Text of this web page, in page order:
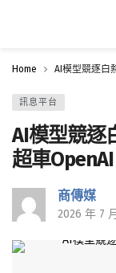
Home AI模型競逐白
訊息平台
AI模型競逐
超車OpenAI
商傳媒
2026 年 7